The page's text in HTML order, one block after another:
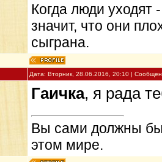
Когда люди уходят
значит, что они
сыграна.
Дата: Вторник, 28.06.2016, 20:10 |
Гаичка, я рада
Вы сами должны
этом мире.